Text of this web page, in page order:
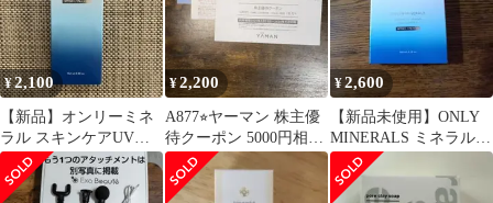
¥2,100
【新品】オンリーミネ
ラル スキンケアUVク
リームN クールコンフ
ォート クリア
¥2,200
A877⭐︎ヤーマン 株主優
待クーポン 5000円相当
1枚 使用期限11月30日
¥2,600
【新品未使用】ONLY
MINERALS ミネラル
UVパウダー ￥3960